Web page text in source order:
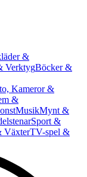
&
VerktygBöcker &
Kameror &
&
MusikMynt &
Sport &
VäxterTV-spel &